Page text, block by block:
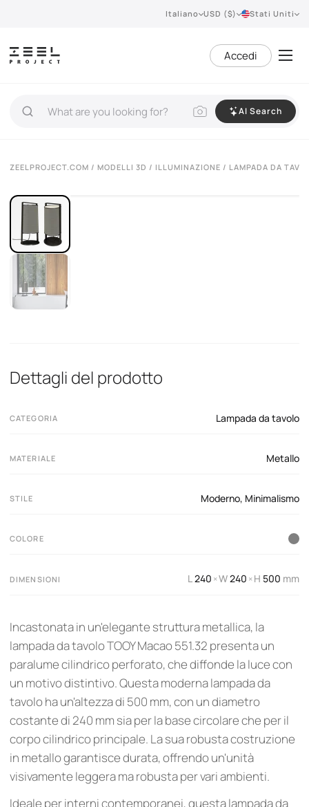
Italiano USD ($) Stati Uniti
Accedi
AI Search
ZEELPROJECT.COM / MODELLI 3D / ILLUMINAZIONE / LAMPADA DA
VIEW 360°
Dettagli del prodotto
CATEGORIA Lampada da tavolo
MATERIALE Metallo
STILE Moderno, Minimalismo
COLORE
DIMENSIONI L240 ×W240 ×H 500 mm
Incastonata in un'elegante struttura metallica, la
lampada da tavolo TOOY Macao 551.32 presenta un
paralume cilindrico perforato, che diffonde la luce con
un motivo distintivo. Questa moderna lampada da
tavolo ha un'altezza di 500 mm, con un diametro
costante di 240 mm sia per la base circolare che per il
corpo cilindrico principale. La sua robusta costruzione
in metallo garantisce durata, offrendo un'unità
visivamente leggera ma robusta per vari ambienti.
Ideale per interni contemporanei, questa lampada da